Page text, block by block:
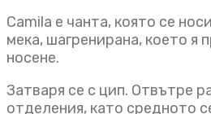
Camila e чанта, която се
мека, шагренирана, което я
носене.
Затваря се с цип. Отвътре
отделения, като средното